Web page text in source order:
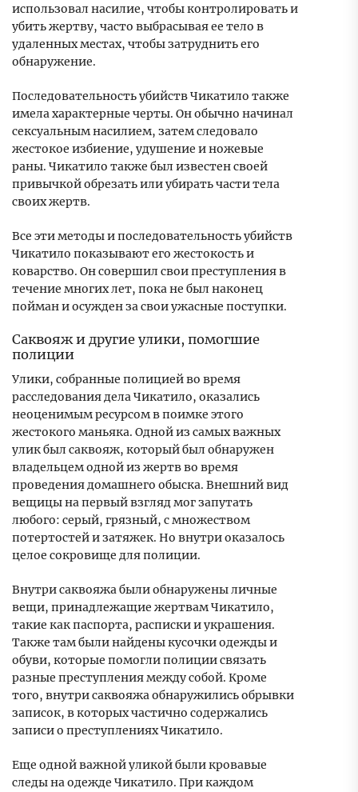
использовал насилие, чтобы контролировать и
убить жертву, часто выбрасывая ее тело в
удаленных местах, чтобы затруднить его
обнаружение.
Последовательность убийств Чикатило также
имела характерные черты. Он обычно начинал
сексуальным насилием, затем следовало
жестокое избиение, удушение и ножевые
раны. Чикатило также был известен своей
привычкой обрезать или убирать части тела
своих жертв.
Все эти методы и последовательность убийств
Чикатило показывают его жестокость и
коварство. Он совершил свои преступления в
течение многих лет, пока не был наконец
пойман и осужден за свои ужасные поступки.
Саквояж и другие улики, помогшие
полиции
Улики, собранные полицией во время
расследования дела Чикатило, оказались
неоценимым ресурсом в поимке этого
жестокого маньяка. Одной из самых важных
улик был саквояж, который был обнаружен
владельцем одной из жертв во время
проведения домашнего обыска. Внешний вид
вещицы на первый взгляд мог запутать
любого: серый, грязный, с множеством
потертостей и затяжек. Но внутри оказалось
целое сокровище для полиции.
Внутри саквояжа были обнаружены личные
вещи, принадлежащие жертвам Чикатило,
такие как паспорта, расписки и украшения.
Также там были найдены кусочки одежды и
обуви, которые помогли полиции связать
разные преступления между собой. Кроме
того, внутри саквояжа обнаружились обрывки
записок, в которых частично содержались
записи о преступлениях Чикатило.
Еще одной важной уликой были кровавые
следы на одежде Чикатило. При каждом